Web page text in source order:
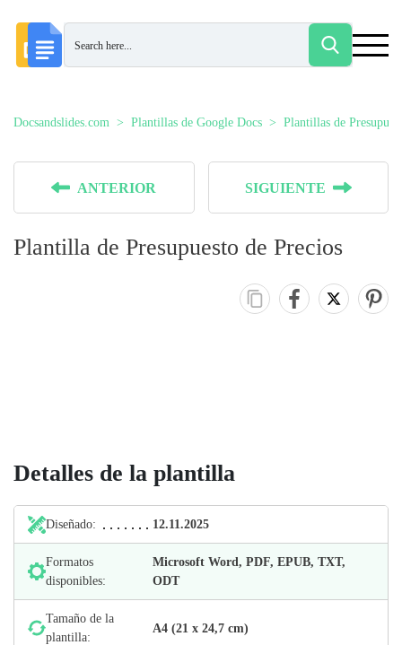
Docsandslides.com Plantillas de Google Docs Plantillas de
ANTERIOR SIGUIENTE
Plantilla de Presupuesto de Precios
Detalles de la plantilla
Diseñado: 12.11.2025
Formatos
disponibles:
Microsoft Word, PDF, EPUB, TXT,
ODT
Tamaño de la
plantilla:
А4 (21 х 24,7 cm)